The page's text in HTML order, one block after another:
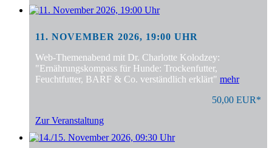
11. NOVEMBER 2026, 19:00 UHR
Web-Themenabend mit Dr. Charlotte Kolodzey:
"Ernährungskompass für Hunde: Trockenfutter,
Feuchtfutter, BARF & Co. verständlich erklärt" mehr
50,00 EUR*
Zur Veranstaltung